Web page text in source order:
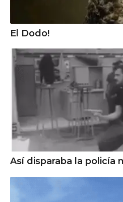
El Dodo!
Así disparaba la policía